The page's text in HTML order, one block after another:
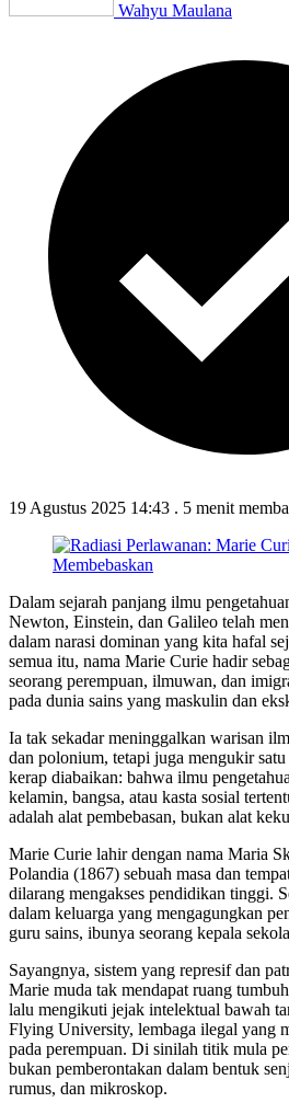
Wahyu Maulana
19 Agustus 2025 14:43 . 5 menit
Dalam sejarah panjang ilmu
Newton, Einstein, dan Galileo telah
dalam narasi dominan yang kita hafal
semua itu, nama Marie Curie hadir
seorang perempuan, ilmuwan, dan
pada dunia sains yang maskulin dan
Ia tak sekadar meninggalkan warisan
dan polonium, tetapi juga mengukir
kerap diabaikan: bahwa ilmu
kelamin, bangsa, atau kasta sosial
adalah alat pembebasan, bukan alat
Marie Curie lahir dengan nama Maria
Polandia (1867) sebuah masa dan
dilarang mengakses pendidikan tinggi.
dalam keluarga yang mengagungkan
guru sains, ibunya seorang kepala
Sayangnya, sistem yang represif dan
Marie muda tak mendapat ruang
lalu mengikuti jejak intelektual bawah
Flying University, lembaga ilegal yang
pada perempuan. Di sinilah titik mula
bukan pemberontakan dalam bentuk
rumus, dan mikroskop.